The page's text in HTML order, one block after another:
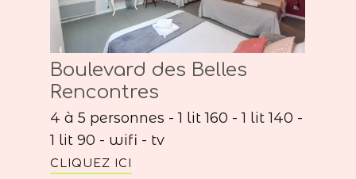
Boulevard des Belles
Rencontres
4 à 5 personnes - 1 lit 160 - 1 lit 140 -
1 lit 90 - wifi - tv
CLIQUEZ ICI